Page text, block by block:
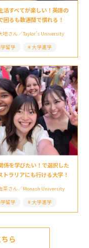
活すべてが楽しい！英語の
困るも数週間で慣れる！
地さん／Taylor’s University
留学
大学進学
係を学びたい！で選択した
トラリアにも行ける大学！
菜さん／Monash University
留学
大学進学
ら